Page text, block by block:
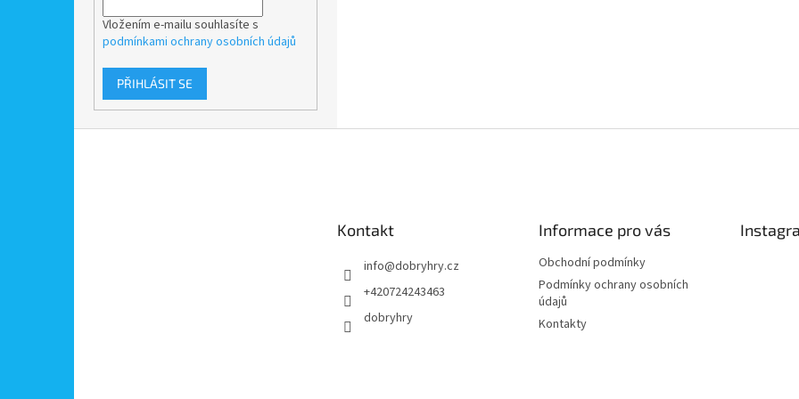
Vložením e-mailu souhlasíte s
podmínkami ochrany osobních údajů
PŘIHLÁSIT SE
Kontakt
info@dobryhry.cz
+420724243463
dobryhry
Informace pro vás
Obchodní podmínky
Podmínky ochrany osobních
údajů
Kontakty